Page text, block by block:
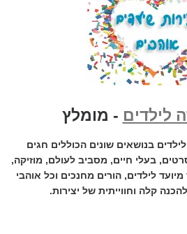
לילדים - מומלץ
בנושאים שונים הכוללים חגים
בעלי חיים, מסביב לעולם, מוזיקה,
לילדים, הורים מחנכים וכל אוהבי
קלה וחווייתית של יצירות.